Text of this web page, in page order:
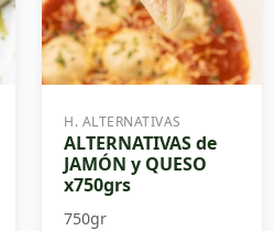
H. ALTERNATIVAS
ALTERNATIVAS de
JAMÓN y QUESO
x750grs
750gr